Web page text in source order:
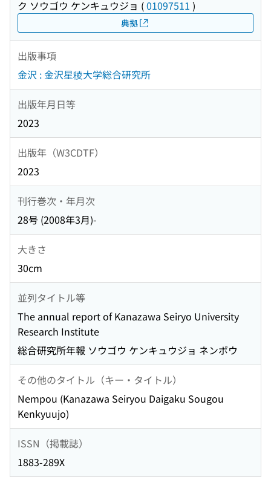
ク ソウゴウ ケンキュウジョ (01097511 )
典拠
出版事項
金沢 : 金沢星稜大学総合研究所
出版年月日等
2023
出版年（W3CDTF）
2023
刊行巻次・年月次
28号 (2008年3月)-
大きさ
30cm
並列タイトル等
The annual report of Kanazawa Seiryo University
Research Institute
総合研究所年報 ソウゴウ ケンキュウジョ ネンポウ
その他のタイトル（キー・タイトル）
Nempou (Kanazawa Seiryou Daigaku Sougou
Kenkyuujo)
ISSN（掲載誌）
1883-289X